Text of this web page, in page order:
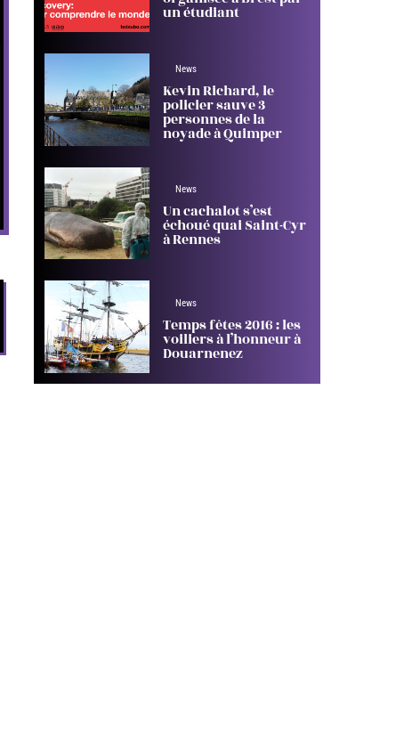
un étudiant
News
Kevin Richard, le
policier sauve 3
personnes de la
noyade à Quimper
News
Un cachalot s’est
échoué quai Saint-Cyr
à Rennes
News
Temps fêtes 2016 : les
voiliers à l’honneur à
Douarnenez